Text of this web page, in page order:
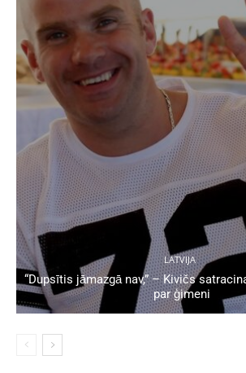
LATVIJA
“Dupsītis jāmazgā nav,” – Kivičs
par ģimeni